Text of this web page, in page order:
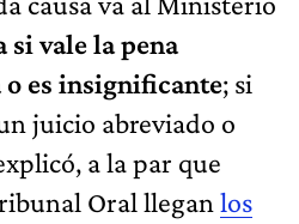
si vale la pena
es insignificante; si
juicio abreviado o
a la par que
Oral llegan los